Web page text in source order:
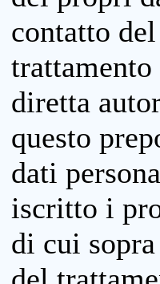
contatto
diretta
questo
dati
iscritto i
di cui